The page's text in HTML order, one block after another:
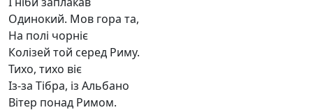
Одинокий. Мов гора та,
На полі чорніє
Колізей той серед Риму.
Тихо, тихо віє
Із-за Тібра, із Альбано
Вітер понад Римом.